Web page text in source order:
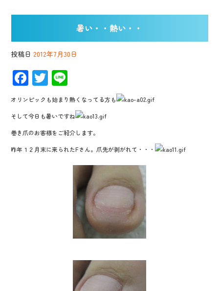
暑い・・熱い・・
投稿日 2012年7月30日
F
ac
e
b
o
o
T
wi
tt
er
n
e
オリンピックも始まり熱くなってる方も
そして今日も暑いですね
巻き爪のお客様をご紹介します。
昨年１２月末に来られたFさん。爪先が剥がれて・・・